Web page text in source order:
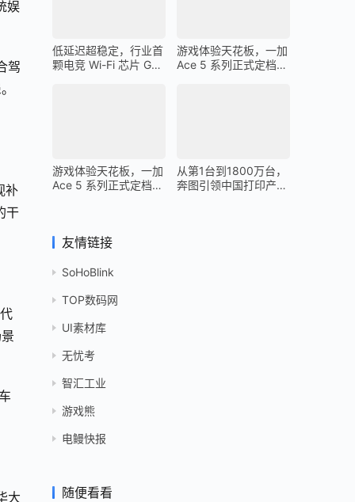
娱
驾
补
干
大
低延迟超稳定，行业首
颗电竞 Wi-Fi 芯片 G1
游戏体验天花板，一加
Ace 5 系列正式定档
游戏体验天花板，一加
Ace 5 系列正式定档
从第1台到1800万台，
奔图引领中国打印产业
友情链接
SoHoBlink
TOP数码网
UI素材库
无忧考
智汇工业
游戏熊
电鳗快报
随便看看